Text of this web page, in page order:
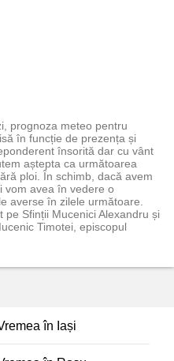
prognoza meteo pentru
în funcție de prezența și
însorită dar cu vânt
aștepta ca următoarea
ploi. În schimb, dacă avem
vom avea în vedere o
averse în zilele următoare.
Sfinții Mucenici Alexandru și
Timotei, episcopul
în Iași